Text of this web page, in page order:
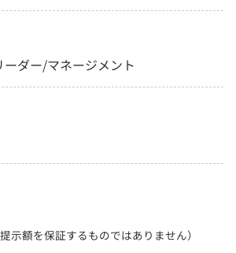
ダー/マネージメント
示額を保証するものではありません）